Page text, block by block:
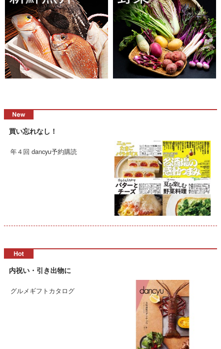
買い忘れなし！
年４回 dancyu予約購読
内祝い・引き出物に
グルメギフトカタログ